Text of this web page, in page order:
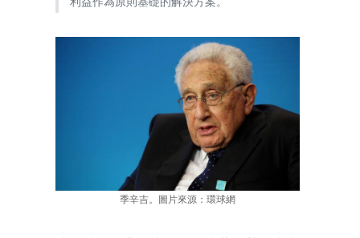
利益作為原則基礎的解決方案。
季辛吉。圖片來源：環球網